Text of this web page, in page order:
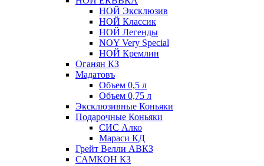
НОЙ Эксклюзив
НОЙ Классик
НОЙ Легенды
NOY Very Speсial
НОЙ Кремлин
Оганян КЗ
Мадатовъ
Объем 0,5 л
Объем 0,75 л
Эксклюзивные Коньяки
Подарочные Коньяки
СИС Алко
Мараси КД
Грейт Велли АВКЗ
САМКОН КЗ